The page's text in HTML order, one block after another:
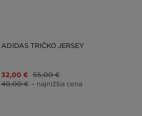
ADIDAS TRIČKO JERSEY
32,00 € 55,00 €
40,00 € – najnižšia cena